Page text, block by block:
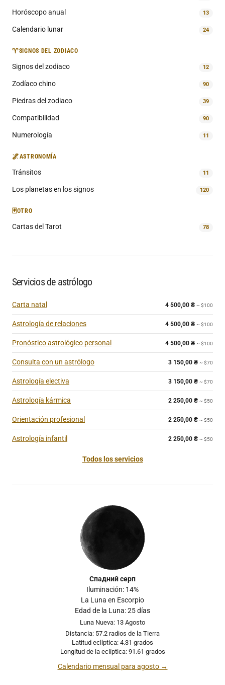
Horóscopo anual 13
Calendario lunar 24
♈SIGNOS DEL ZODIACO
Signos del zodiaco 12
Zodíaco chino 90
Piedras del zodiaco 39
Compatibilidad 90
Numerología 11
🌌ASTRONOMÍA
Tránsitos 11
Los planetas en los signos 120
🃏OTRO
Cartas del Tarot 78
Servicios de astrólogo
Carta natal 4 500,00 ₴ ~ $100
Astrología de relaciones 4 500,00 ₴ ~ $100
Pronóstico astrológico personal 4 500,00 ₴ ~ $100
Consulta con un astrólogo 3 150,00 ₴ ~ $70
Astrología electiva 3 150,00 ₴ ~ $70
Astrología kármica 2 250,00 ₴ ~ $50
Orientación profesional 2 250,00 ₴ ~ $50
Astrología infantil 2 250,00 ₴ ~ $50
Todos los servicios
Спадний серп
Iluminación: 14%
La Luna en Escorpio
Edad de la Luna: 25 días
Luna Nueva: 13 Agosto
Distancia: 57.2 radios de la Tierra
Latitud eclíptica: 4.31 grados
Longitud de la eclíptica: 91.61 grados
Calendario mensual para agosto →